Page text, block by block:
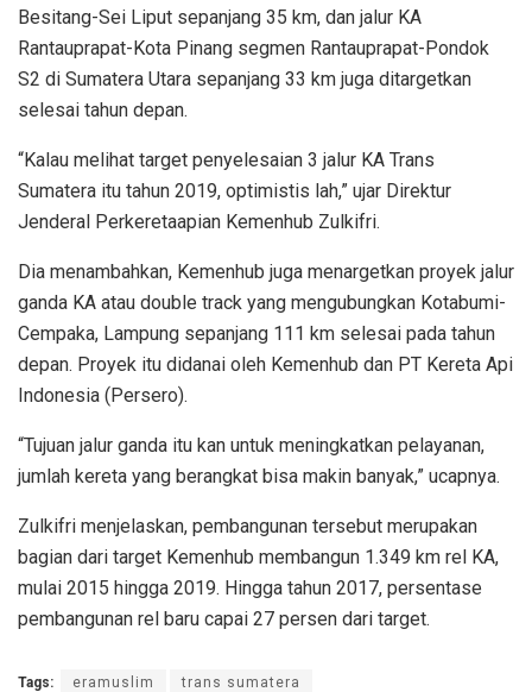
Besitang-Sei Liput sepanjang 35 km, dan jalur KA
Rantauprapat-Kota Pinang segmen Rantauprapat-Pondok
S2 di Sumatera Utara sepanjang 33 km juga ditargetkan
selesai tahun depan.
“Kalau melihat target penyelesaian 3 jalur KA Trans
Sumatera itu tahun 2019, optimistis lah,” ujar Direktur
Jenderal Perkeretaapian Kemenhub Zulkifri.
Dia menambahkan, Kemenhub juga menargetkan proyek jalur
ganda KA atau double track yang mengubungkan Kotabumi-
Cempaka, Lampung sepanjang 111 km selesai pada tahun
depan. Proyek itu didanai oleh Kemenhub dan PT Kereta Api
Indonesia (Persero).
“Tujuan jalur ganda itu kan untuk meningkatkan pelayanan,
jumlah kereta yang berangkat bisa makin banyak,” ucapnya.
Zulkifri menjelaskan, pembangunan tersebut merupakan
bagian dari target Kemenhub membangun 1.349 km rel KA,
mulai 2015 hingga 2019. Hingga tahun 2017, persentase
pembangunan rel baru capai 27 persen dari target.
Tags: eramuslim trans sumatera